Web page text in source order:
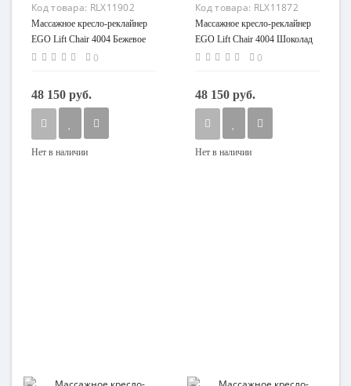
Код товара: RLX11902
Массажное кресло-реклайнер
EGO Lift Chair 4004 Бежевое
0
48 150 руб.
Нет в наличии
Код товара: RLX11872
Массажное кресло-реклайнер
EGO Lift Chair 4004 Шоколад
0
48 150 руб.
Нет в наличии